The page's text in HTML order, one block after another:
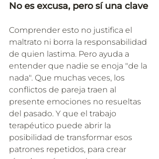
No es excusa, pero sí una clave
Comprender esto no justifica el
maltrato ni borra la responsabilidad
de quien lastima. Pero ayuda a
entender que nadie se enoja "de la
nada". Que muchas veces, los
conflictos de pareja traen al
presente emociones no resueltas
del pasado. Y que el trabajo
terapéutico puede abrir la
posibilidad de transformar esos
patrones repetidos, para crear